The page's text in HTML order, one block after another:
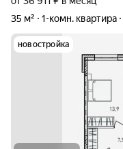
35 м²
1-комн. квартира
новостройка